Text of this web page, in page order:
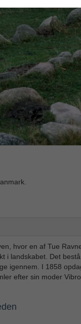
hvor en af Tue
i landskabet. Det
igennem. I 1858
efter sin moder